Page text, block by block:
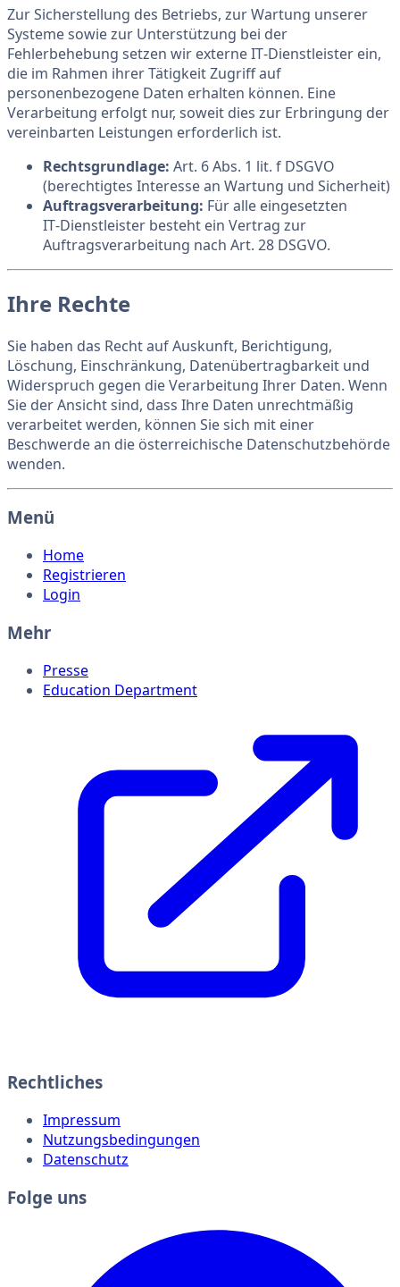
Zur Sicherstellung des Betriebs, zur Wartung unserer
Systeme sowie zur Unterstützung bei der
Fehlerbehebung setzen wir externe IT‑Dienstleister ein,
die im Rahmen ihrer Tätigkeit Zugriff auf
personenbezogene Daten erhalten können. Eine
Verarbeitung erfolgt nur, soweit dies zur Erbringung der
vereinbarten Leistungen erforderlich ist.
Rechtsgrundlage: Art. 6 Abs. 1 lit. f DSGVO
(berechtigtes Interesse an Wartung und Sicherheit)
Auftragsverarbeitung: Für alle eingesetzten
IT‑Dienstleister besteht ein Vertrag zur
Auftragsverarbeitung nach Art. 28 DSGVO.
Ihre Rechte
Sie haben das Recht auf Auskunft, Berichtigung,
Löschung, Einschränkung, Datenübertragbarkeit und
Widerspruch gegen die Verarbeitung Ihrer Daten. Wenn
Sie der Ansicht sind, dass Ihre Daten unrechtmäßig
verarbeitet werden, können Sie sich mit einer
Beschwerde an die österreichische Datenschutzbehörde
wenden.
Menü
Home
Registrieren
Login
Mehr
Presse
Education Department
Rechtliches
Impressum
Nutzungsbedingungen
Datenschutz
Folge uns